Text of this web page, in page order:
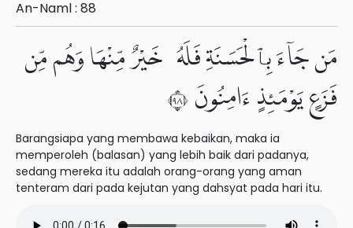
An-Naml : 88
مَن جَآءَ بِٱلْحَسَنَةِ فَلَهُۥ خَيْرٌ مِّنْهَا وَهُم مِّن
فَزَعٍ يَوْمَئِذٍ ءَامِنُونَ ٨٩
Barangsiapa yang membawa kebaikan, maka ia
memperoleh (balasan) yang lebih baik dari padanya,
sedang mereka itu adalah orang-orang yang aman
tenteram dari pada kejutan yang dahsyat pada hari itu.